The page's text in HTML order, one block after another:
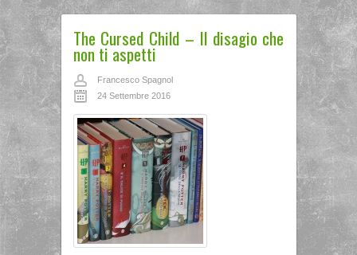
The Cursed Child – Il disagio che
non ti aspetti
Francesco Spagnol
24 Settembre 2016